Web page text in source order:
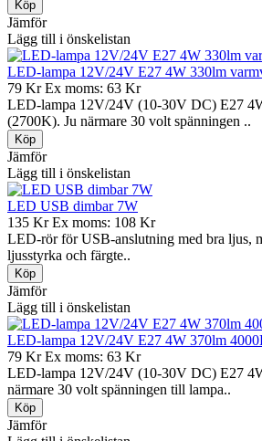
Jämför
Lägg till i önskelistan
LED-lampa 12V/24V E27 4W 330lm
79 KrEx moms: 63 Kr
LED-lampa 12V/24V (10-30V DC) E27
(2700K). Ju närmare 30 volt spänningen ..
Jämför
Lägg till i önskelistan
LED USB dimbar 7W
135 KrEx moms: 108 Kr
LED-rör för USB-anslutning med bra ljus,
ljusstyrka och färgte..
Jämför
Lägg till i önskelistan
LED-lampa 12V/24V E27 4W 370lm
79 KrEx moms: 63 Kr
LED-lampa 12V/24V (10-30V DC) E27
närmare 30 volt spänningen till lampa..
Jämför